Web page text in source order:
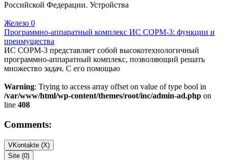
Российской Федерации. Устройства
Железо 0
Программно-аппаратный комплекс ИС СОРМ-3: функции и
преимущества
ИС СОРМ-3 представляет собой высокотехнологичный
программно-аппаратный комплекс, позволяющий решать
множество задач. С его помощью
Warning: Trying to access array offset on value of type bool in
/var/www/html/wp-content/themes/root/inc/admin-ad.php on
line 408
Comments:
VKontakte (X)
Site (0)